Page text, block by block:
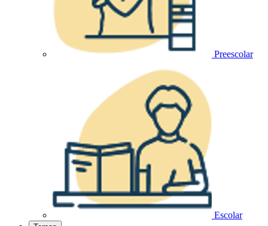
Preescolar
Escolar